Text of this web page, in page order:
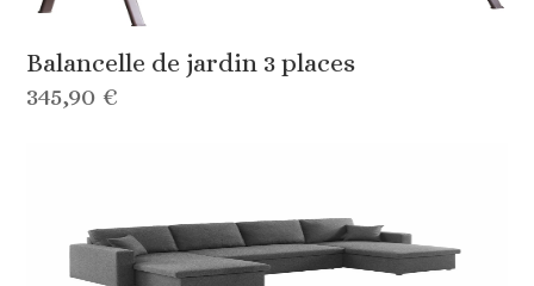
Balancelle de jardin 3 places
345,90 €